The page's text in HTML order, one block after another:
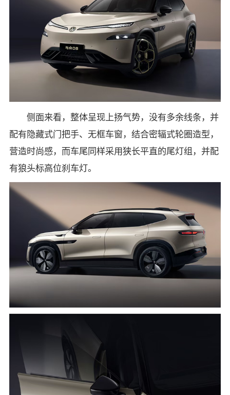
侧面来看，整体呈现上扬气势，没有多余线条，并
配有隐藏式门把手、无框车窗，结合密辐式轮圈造型，
营造时尚感，而车尾同样采用狭长平直的尾灯组，并配
有狼头标高位刹车灯。